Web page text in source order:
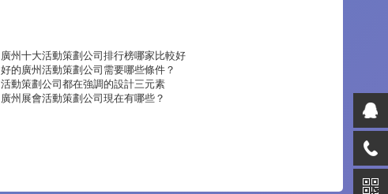
廣州十大活動策劃公司排行榜哪家比較好
好的廣州活動策劃公司需要哪些條件？
活動策劃公司都在強調的設計三元素
廣州展會活動策劃公司現在有哪些？